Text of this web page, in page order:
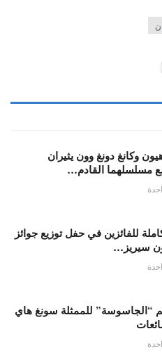
وكانغ دونغ وون يثيران
مسلسلهما القادم…
للفائزين في حفل توزيع جوائز
سيريز…
“الجاسوسة” للممثلة سونغ هاي